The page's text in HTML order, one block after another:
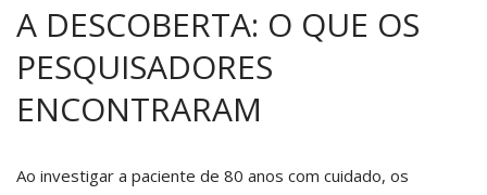
A DESCOBERTA: O QUE OS
PESQUISADORES
ENCONTRARAM
Ao investigar a paciente de 80 anos com cuidado, os